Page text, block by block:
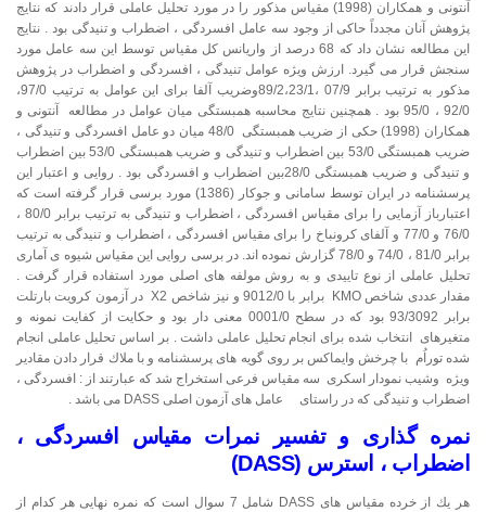
آنتونی و همكاران (1998) مقیاس مذكور را در مورد تحلیل عاملی قرار دادند كه نتایج
پژوهش آنان مجدداً حاكی از وجود سه عامل افسردگی ، اضطراب و تنیدگی بود . نتایج
این مطالعه نشان داد كه 68 درصد از واریانس كل مقیاس توسط این سه عامل مورد
سنجش قرار می گیرد. ارزش ویژه عوامل تنیدگی ، افسردگی و اضطراب در پژوهش
مذكور به ترتیب برابر 07/9 ،89/2،23/1وضریب آلفا برای این عوامل به ترتیب 97/0،
92/0 ، 95/0 بود . همچنین نتایج محاسبه همبستگی میان عوامل در مطالعه آنتونی و
همكاران (1998) حكی از ضریب همبستگی 48/0 میان دو عامل افسردگی و تنیدگی ،
ضریب همبستگی 53/0 بین اضطراب و تنیدگی و ضریب همبستگی 53/0 بین اضطراب
و تنیدگی و ضریب همبستگی 28/0بین اضطراب و افسردگی بود . روایی و اعتبار این
پرسشنامه در ایران توسط سامانی و جوكار (1386) مورد برسی قرار گرفته است كه
اعتبارباز آزمایی را برای مقیاس افسردگی ، اضطراب و تنیدگی به ترتیب برابر 80/0 ،
76/0 و 77/0 و آلفای كرونباخ را برای مقیاس افسردگی ، اضطراب و تنیدگی به ترتیب
برابر 81/0 ، 74/0 و 78/0 گزارش نموده اند. در برسی روایی این مقیاس شیوه ی آماری
تحلیل عاملی از نوع تاییدی و به روش مولفه های اصلی مورد استفاده قرار گرفت .
مقدار عددی شاخص KMO برابر با 9012/0 و نیز شاخص X2 در آزمون كرویت بارتلت
برابر 93/3092 بود كه در سطح 0001/0 معنی دار بود و حكایت از كفایت نمونه و
متغیرهای انتخاب شده برای انجام تحلیل عاملی داشت . بر اساس تحلیل عاملی انجام
شده توراُم با چرخش وایماكس بر روی گویه های پرسشنامه و با ملاك قرار دادن مقادیر
ویژه وشیب نمودار اسكری سه مقیاس فرعی استخراج شد كه عبارتند از : افسردگی ،
اضطراب و تنیدگی كه در راستای عامل های آزمون اصلی DASS می باشد .
نمره گذاری و تفسیر نمرات مقیاس افسردگی ،
اضطراب ، استرس (DASS)
هر یك از خرده مقیاس های DASS شامل 7 سوال است كه نمره نهایی هر كدام از